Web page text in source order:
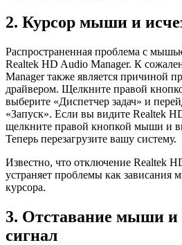
2. Курсор мыши и
Распространенная проблема с
Realtek HD Audio Manager. К
Manager также является причиной
драйвером. Щелкните правой
выберите «Диспетчер задач» и
«Запуск». Если вы видите Realtek
щелкните правой кнопкой мыши и
Теперь перезагрузите вашу систему.
Известно, что отключение Realtek
устраняет проблемы как зависания
курсора.
3. Отставание мыши и
сигнал